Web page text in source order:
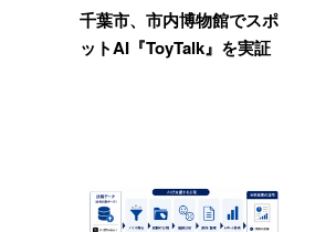
千葉市、市内博物館でスポ
ットAI『ToyTalk』を実証